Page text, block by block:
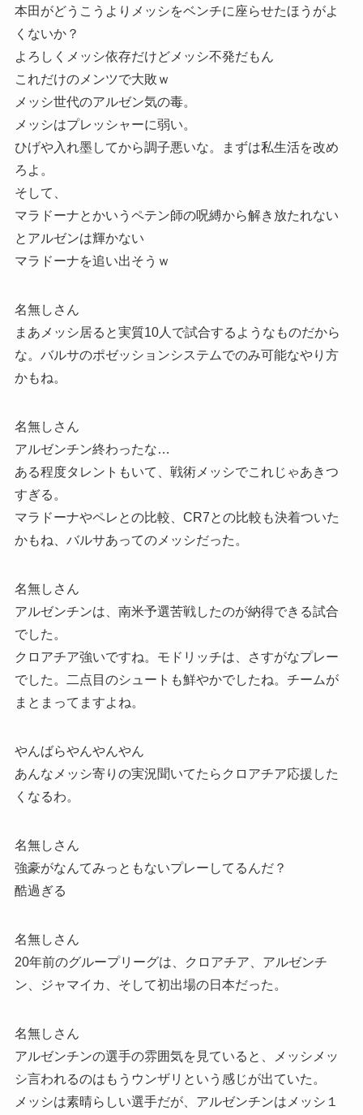
本田がどうこうよりメッシをベンチに座らせたほうがよ
くないか？
よろしくメッシ依存だけどメッシ不発だもん
これだけのメンツで大敗ｗ
メッシ世代のアルゼン気の毒。
メッシはプレッシャーに弱い。
ひげや入れ墨してから調子悪いな。まずは私生活を改め
ろよ。
そして、
マラドーナとかいうペテン師の呪縛から解き放たれない
とアルゼンは輝かない
マラドーナを追い出そうｗ
名無しさん
まあメッシ居ると実質10人で試合するようなものだから
な。バルサのポゼッションシステムでのみ可能なやり方
かもね。
名無しさん
アルゼンチン終わったな…
ある程度タレントもいて、戦術メッシでこれじゃあきつ
すぎる。
マラドーナやペレとの比較、CR7との比較も決着ついた
かもね、バルサあってのメッシだった。
名無しさん
アルゼンチンは、南米予選苦戦したのが納得できる試合
でした。
クロアチア強いですね。モドリッチは、さすがなプレー
でした。二点目のシュートも鮮やかでしたね。チームが
まとまってますよね。
やんばらやんやんやん
あんなメッシ寄りの実況聞いてたらクロアチア応援した
くなるわ。
名無しさん
強豪がなんてみっともないプレーしてるんだ？
酷過ぎる
名無しさん
20年前のグループリーグは、クロアチア、アルゼンチ
ン、ジャマイカ、そして初出場の日本だった。
名無しさん
アルゼンチンの選手の雰囲気を見ていると、メッシメッ
シ言われるのはもうウンザリという感じが出ていた。
メッシは素晴らしい選手だが、アルゼンチンはメッシ１